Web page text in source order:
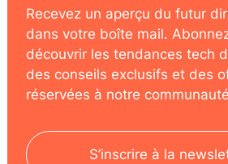
Recevez un aperçu du futur
dans votre boîte mail.
découvrir les tendances tech
des conseils exclusifs et des
réservées à notre
S’inscrire à la